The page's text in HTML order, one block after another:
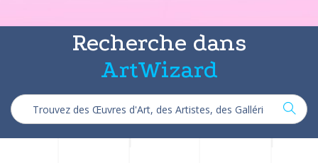
Recherche dans
ArtWizard